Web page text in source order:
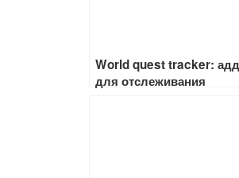
World quest tracker:
для отслеживания